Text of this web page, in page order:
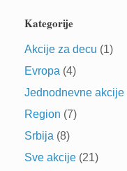
Kategorije
Akcije za decu (1)
Evropa (4)
Jednodnevne akcije
Region (7)
Srbija (8)
Sve akcije (21)